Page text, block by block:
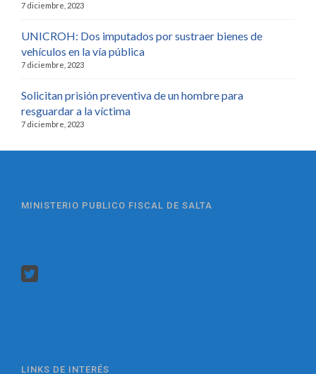
7 diciembre, 2023
UNICROH: Dos imputados por sustraer bienes de
vehículos en la vía pública
7 diciembre, 2023
Solicitan prisión preventiva de un hombre para
resguardar a la víctima
7 diciembre, 2023
MINISTERIO PUBLICO FISCAL DE SALTA
LINKS DE INTERÉS